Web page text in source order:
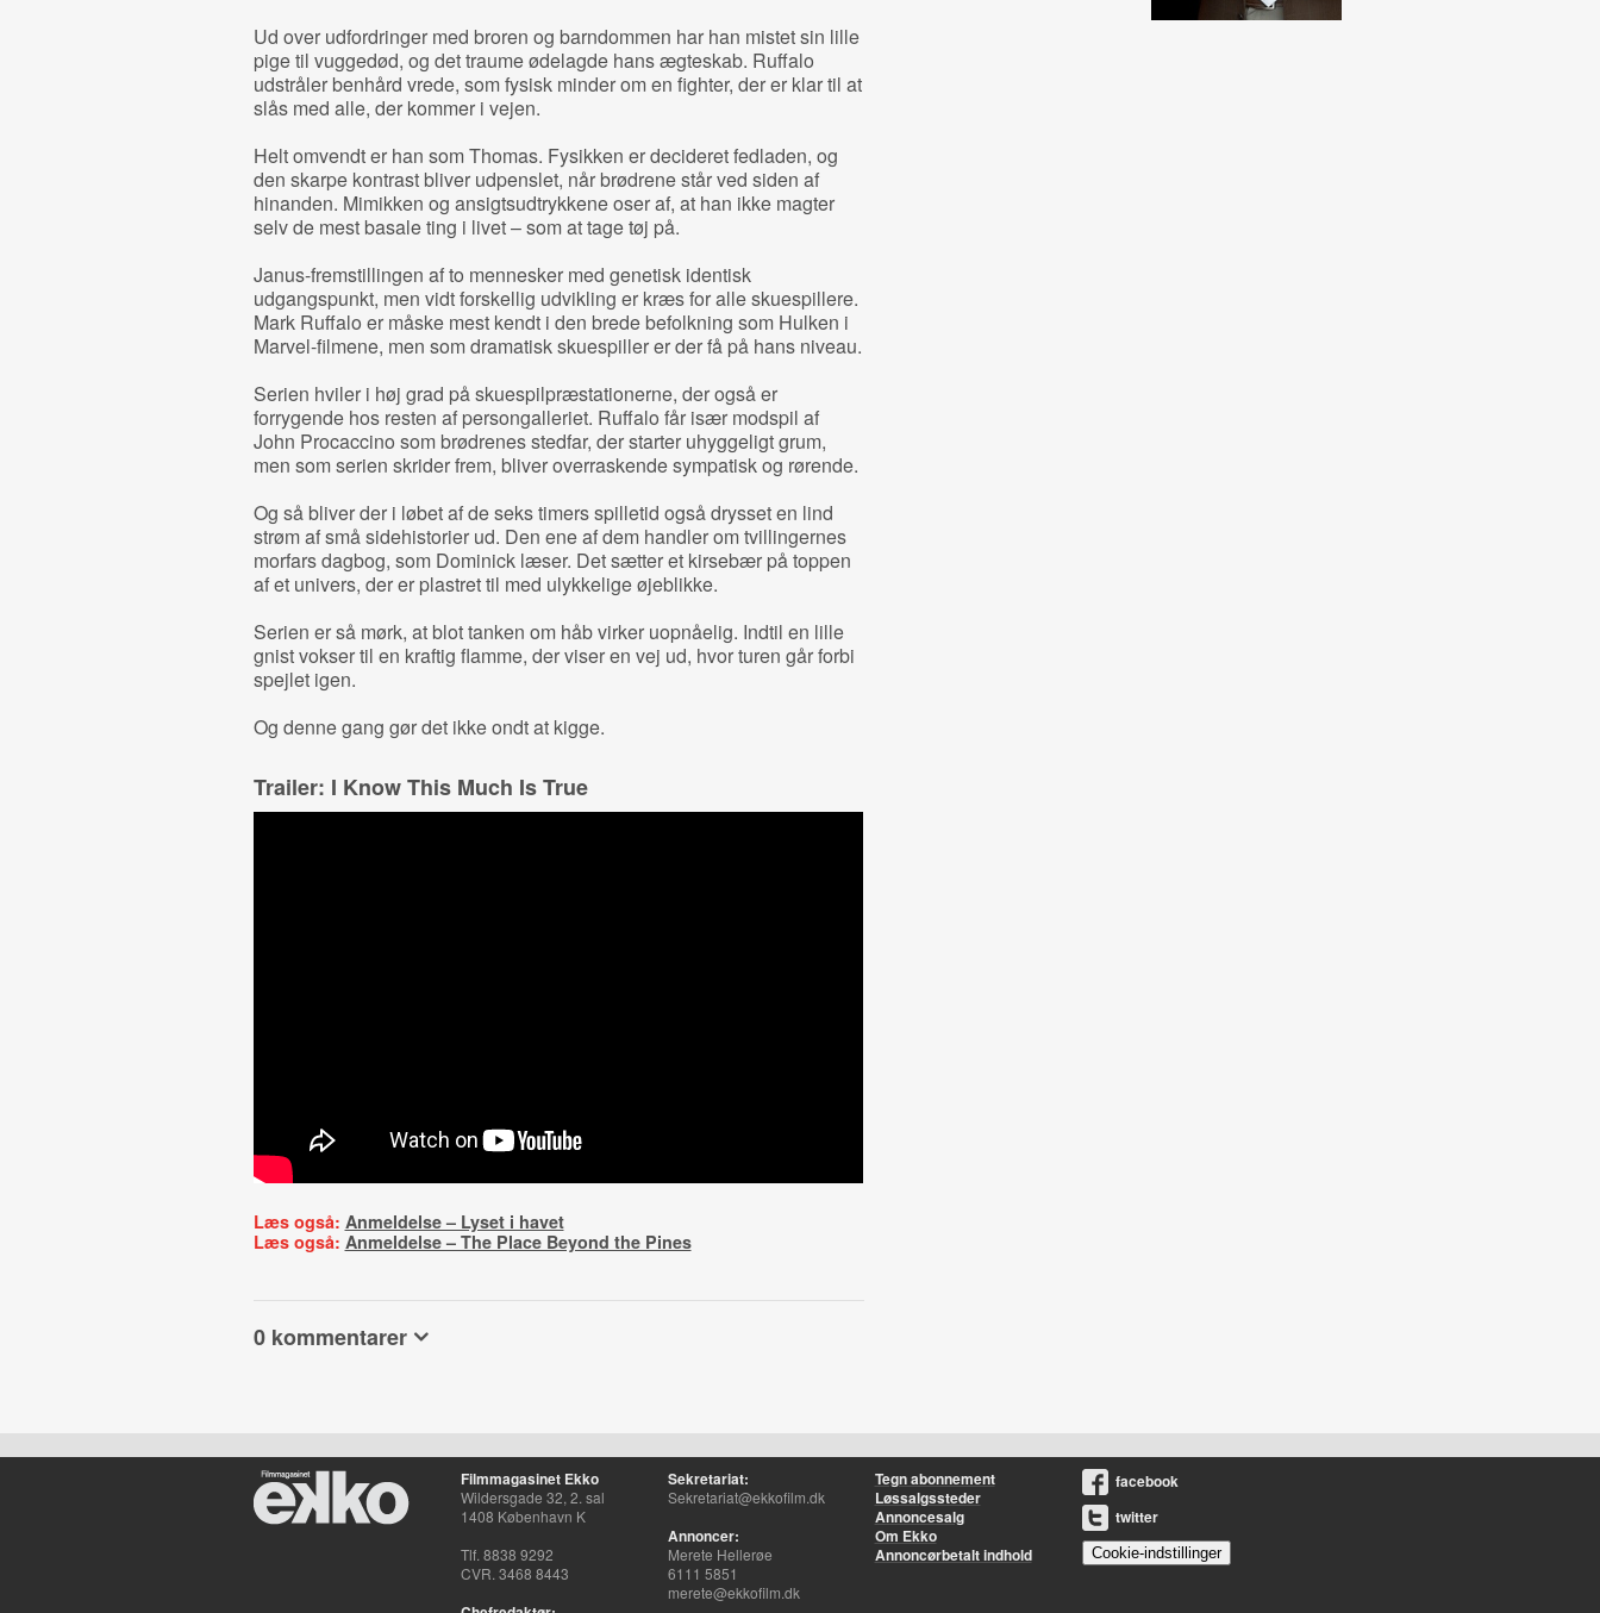
Ud over udfordringer med broren og barndommen har han mistet sin lille
pige til vuggedød, og det traume ødelagde hans ægteskab. Ruffalo
udstråler benhård vrede, som fysisk minder om en fighter, der er klar til at
slås med alle, der kommer i vejen.
Helt omvendt er han som Thomas. Fysikken er decideret fedladen, og
den skarpe kontrast bliver udpenslet, når brødrene står ved siden af
hinanden. Mimikken og ansigtsudtrykkene oser af, at han ikke magter
selv de mest basale ting i livet – som at tage tøj på.
Janus-fremstillingen af to mennesker med genetisk identisk
udgangspunkt, men vidt forskellig udvikling er kræs for alle skuespillere.
Mark Ruffalo er måske mest kendt i den brede befolkning som Hulken i
Marvel-filmene, men som dramatisk skuespiller er der få på hans niveau.
Serien hviler i høj grad på skuespilpræstationerne, der også er
forrygende hos resten af persongalleriet. Ruffalo får især modspil af
John Procaccino som brødrenes stedfar, der starter uhyggeligt grum,
men som serien skrider frem, bliver overraskende sympatisk og rørende.
Og så bliver der i løbet af de seks timers spilletid også drysset en lind
strøm af små sidehistorier ud. Den ene af dem handler om tvillingernes
morfars dagbog, som Dominick læser. Det sætter et kirsebær på toppen
af et univers, der er plastret til med ulykkelige øjeblikke.
Serien er så mørk, at blot tanken om håb virker uopnåelig. Indtil en lille
gnist vokser til en kraftig flamme, der viser en vej ud, hvor turen går forbi
spejlet igen.
Og denne gang gør det ikke ondt at kigge.
Trailer: I Know This Much Is True
Læs også: Anmeldelse – Lyset i havet
Læs også: Anmeldelse – The Place Beyond the Pines
0 kommentarer
Filmmagasinet Ekko
Wildersgade 32, 2. sal
1408 København K
Tlf. 8838 9292
CVR. 3468 8443
Sekretariat:
Sekretariat@ekkofilm.dk
Annoncer:
Merete Hellerøe
6111 5851
merete@ekkofilm.dk
Tegn abonnement
Løssalgssteder
Annoncesalg
Om Ekko
Annoncørbetalt indhold
facebook
twitter
Cookie-indstillinger